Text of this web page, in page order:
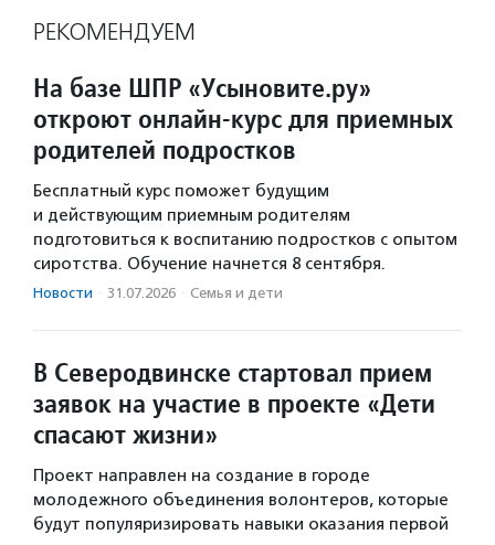
РЕКОМЕНДУЕМ
На базе ШПР «Усыновите.ру»
откроют онлайн-курс для приемных
родителей подростков
Бесплатный курс поможет будущим
и действующим приемным родителям
подготовиться к воспитанию подростков с опытом
сиротства. Обучение начнется 8 сентября.
Новости · 31.07.2026 · Семья и дети
В Северодвинске стартовал прием
заявок на участие в проекте «Дети
спасают жизни»
Проект направлен на создание в городе
молодежного объединения волонтеров, которые
будут популяризировать навыки оказания первой